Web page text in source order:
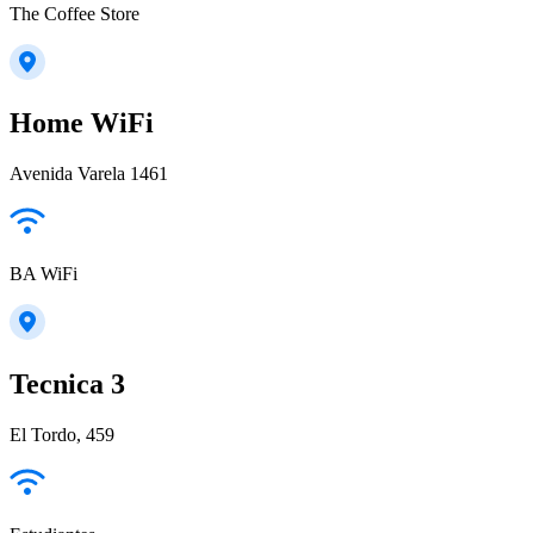
The Coffee Store
Home WiFi
Avenida Varela 1461
BA WiFi
Tecnica 3
El Tordo, 459